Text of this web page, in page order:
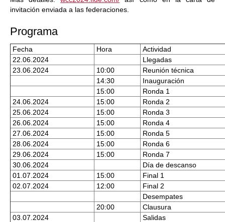
invitación enviada a las federaciones.
Programa
Fecha Hora
Actividad
22.06.2024
Llegadas
23.06.2024
10:00
Reunión técnica
14:30
Inauguración
15:00
Ronda 1
24.06.2024
15:00
Ronda 2
25.06.2024
15:00
Ronda 3
26.06.2024
15:00
Ronda 4
27.06.2024
15:00
Ronda 5
28.06.2024
15:00
Ronda 6
29.06.2024
15:00
Ronda 7
30.06.2024
Día de descanso
01.07.2024
15:00
Final 1
02.07.2024
12:00
Final 2
Desempates
20:00
Clausura
03.07.2024
Salidas